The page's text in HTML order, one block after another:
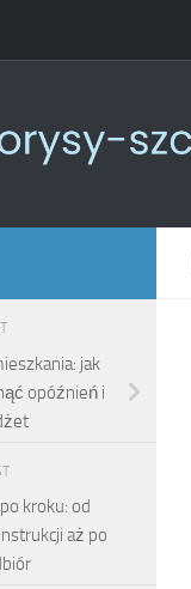
jak
opóźnień i
kroku: od
aż po